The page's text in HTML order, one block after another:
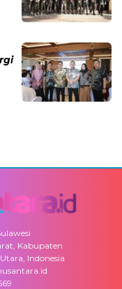
Kabupaten
Indonesia